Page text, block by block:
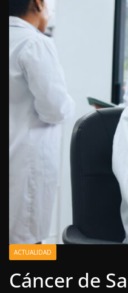
ACTUALIDAD
Cáncer de